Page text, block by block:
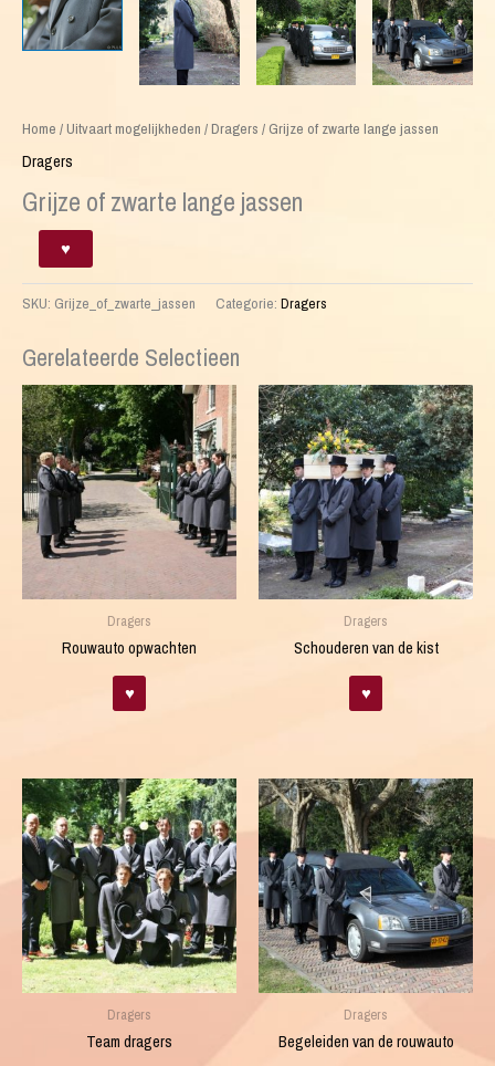
Home /Uitvaart mogelijkheden /Dragers / Grijze of zwarte lange jassen
Dragers
Grijze of zwarte lange jassen
Grijze
zwarte
lange
aantal
♥
SKU: Grijze_of_zwarte_jassen Categorie: Dragers
Gerelateerde Selectieen
Dragers
Rouwauto opwachten
♥
Dragers
Schouderen van de kist
♥
Dragers
Team dragers
Dragers
Begeleiden van de rouwauto